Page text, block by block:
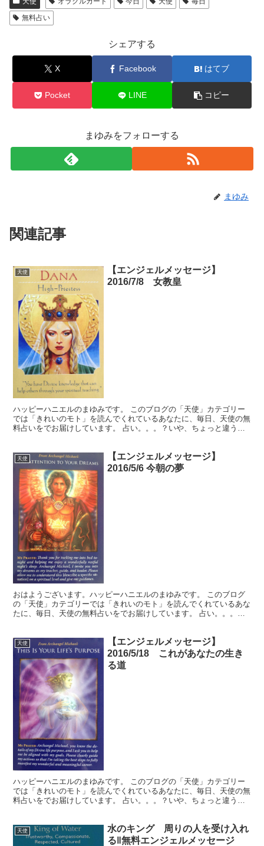
無料占い
シェアする
X Facebook はてブ
Pocket LINE コピー
まゆみをフォローする
まゆみ
関連記事
天使
【エンジェルメッセージ】
2016/7/8 女教皇
ハッピーハニエルのまゆみです。 このブログの「天使」カテゴリー
では「きれいのモト」を読んでくれているあなたに、毎日、天使の無
料占いをでお届けしています。 占い。。。？いや、ちょっと違うか
天使
【エンジェルメッセージ】
2016/5/6 今朝の夢
おはようございます。ハッピーハニエルのまゆみです。 このブログ
の「天使」カテゴリーでは「きれいのモト」を読んでくれているあな
たに、毎日、天使の無料占いをでお届けしています。 占い。。。？
天使
【エンジェルメッセージ】
2016/5/18 これがあなたの生き
る道
ハッピーハニエルのまゆみです。 このブログの「天使」カテゴリー
では「きれいのモト」を読んでくれているあなたに、毎日、天使の無
料占いをでお届けしています。 占い。。。？いや、ちょっと違うか
天使
水のキング 周りの人を受け入れ
る‖無料エンジェルメッセージ